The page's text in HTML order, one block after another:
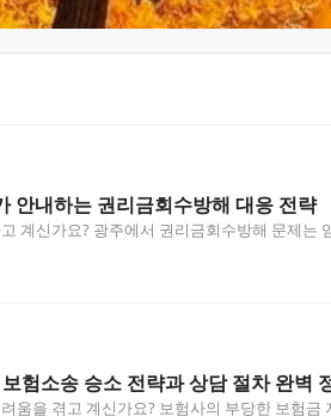
안내하는 권리금회수방해 대응 전략
계신가요? 광주에서 권리금회수방해 문제
험소송 승소 전략과 상담 절차 완벽
움을 겪고 계신가요? 보험사의 부당한 보험